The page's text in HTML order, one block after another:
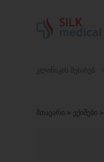
ᲙᲚᲘᲜᲘᲙᲘᲡ ᲨᲔᲡᲐᲮᲔᲑ
მთავარი > ექიმები >